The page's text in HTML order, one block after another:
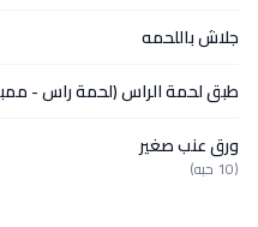
جلاش باللحمه
طبق لحمة الراس (لحمة راس -
ورق عنب صغير
(10 حبه)